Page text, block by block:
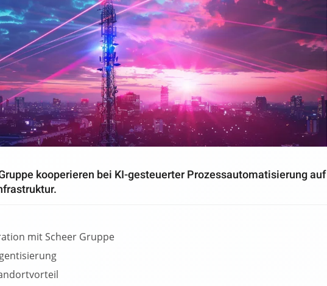
kooperieren bei KI-gesteuerter Prozessautomatisierung auf
mit Scheer Gruppe